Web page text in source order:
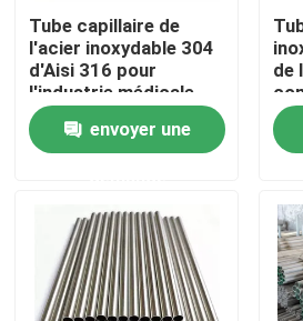
feuille inoxydable de plaque
Bobine d'acier inoxydable
Tuyau d'acier inoxydable sans
bande d'acier inoxydable
Tube capillaire de
l'acier inoxydable 304
d'Aisi 316 pour
l'industrie médicale
adaptée aux besoins
du clientenvoyer une
de